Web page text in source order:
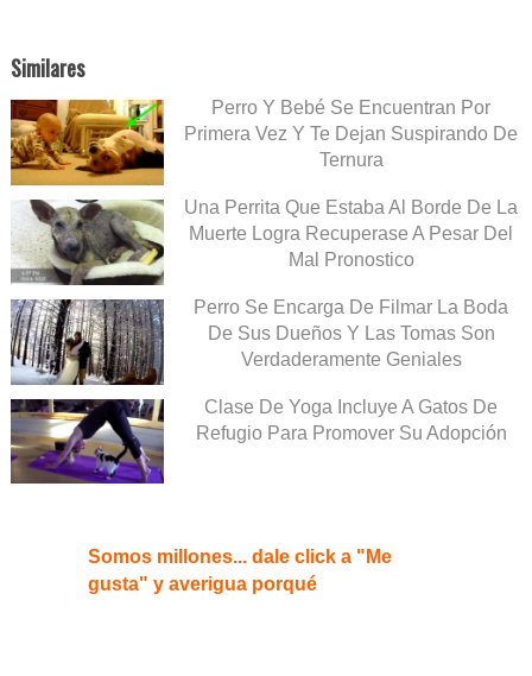
Similares
Perro Y Bebé Se Encuentran Por
Primera Vez Y Te Dejan Suspirando De
Ternura
Una Perrita Que Estaba Al Borde De La
Muerte Logra Recuperase A Pesar Del
Mal Pronostico
Perro Se Encarga De Filmar La Boda
De Sus Dueños Y Las Tomas Son
Verdaderamente Geniales
Clase De Yoga Incluye A Gatos De
Refugio Para Promover Su Adopción
Somos millones... dale click a "Me
gusta" y averigua porqué